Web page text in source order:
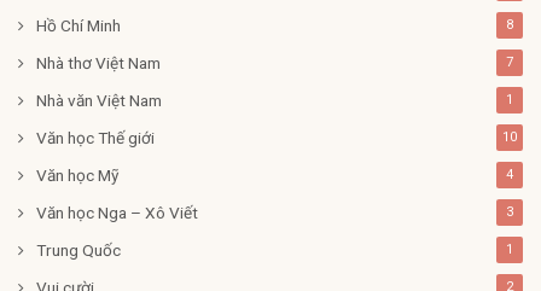
Hồ Chí Minh 8
Nhà thơ Việt Nam 7
Nhà văn Việt Nam 1
Văn học Thế giới 10
Văn học Mỹ 4
Văn học Nga – Xô Viết 3
Trung Quốc 1
2